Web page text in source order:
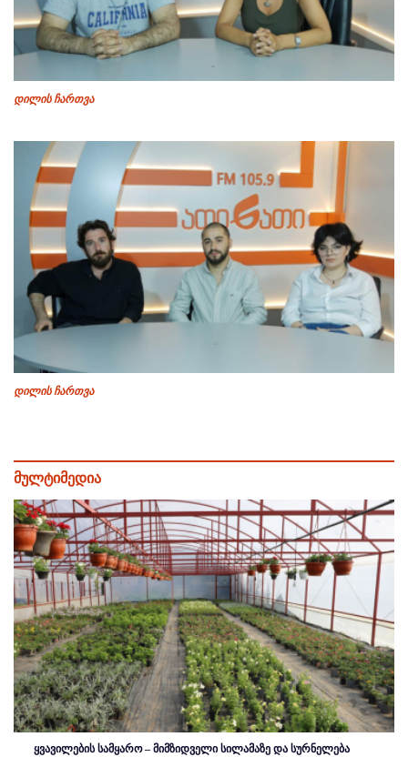
დილის ჩართვა
დილის ჩართვა
მულტიმედია
ყვავილების სამყარო – მიმზიდველი სილამაზე და სურნელება